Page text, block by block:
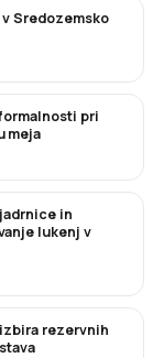
Sredozemsko
pri
meja
in
lukenj v
rezervnih